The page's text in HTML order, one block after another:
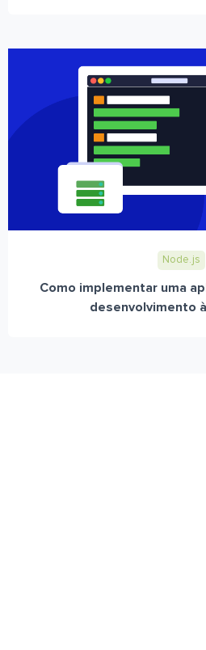
Node.js
Como implementar uma
desenvolvimento